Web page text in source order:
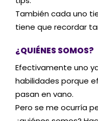
También cada uno
tiene que recordar
¿QUIÉNES SOMOS?
Efectivamente uno
habilidades porque
pasan en vano.
Pero se me ocurría